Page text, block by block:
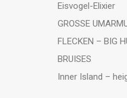
Eisvogel-Elixier
GROSSE
FLECKEN – BIG
BRUISES
Inner Island –